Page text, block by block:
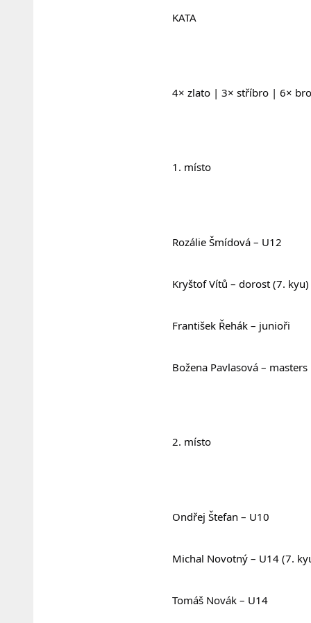
				KATA
4× zlato | 3× stříbro | 6×
				1. místo
				Rozálie Šmídová – U12
				Kryštof Vítů – dorost (7. kyu)
				František Řehák – junioři
				Božena Pavlasová – masters
				2. místo
				Ondřej Štefan – U10
Michal Novotný – U14 (7.
				Tomáš Novák – U14